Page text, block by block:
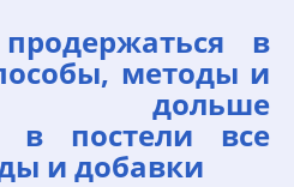
в
методы и
дольше
в постели все
и добавки